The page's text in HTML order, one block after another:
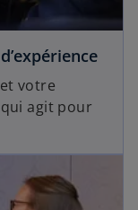
votre
agit pour